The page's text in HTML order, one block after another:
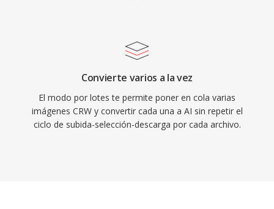
Convierte varios a la vez
El modo por lotes te permite poner en cola varias
imágenes CRW y convertir cada una a AI sin repetir el
ciclo de subida-selección-descarga por cada archivo.